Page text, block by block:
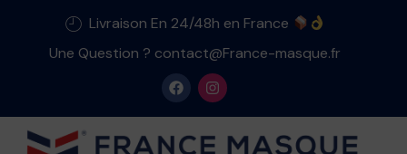
Livraison En 24/48h en France
Une Question ? contact@France-masque.fr